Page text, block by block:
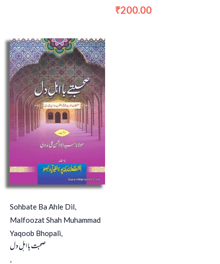
₹200.00
Sohbate Ba Ahle Dil,
Malfoozat Shah Muhammad
Yaqoob Bhopali,
صحبت با اہل دل
,